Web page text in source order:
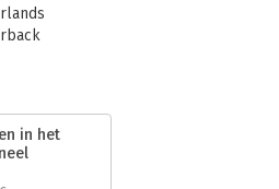
in het